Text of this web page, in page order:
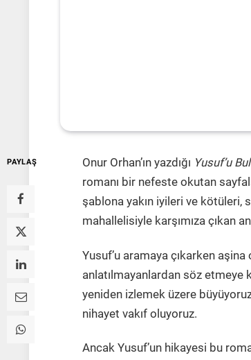
PAYLAŞ Onur Orhan’ın yazdığı Yusuf’u
romanı bir nefeste okutan
şablona yakın iyileri ve kötüleri,
mahallelisiyle karşımıza çıkan
Yusuf’u aramaya çıkarken
anlatılmayanlardan söz
yeniden izlemek üzere
nihayet vakıf oluyoruz.
Ancak Yusuf’un hikayesi bu